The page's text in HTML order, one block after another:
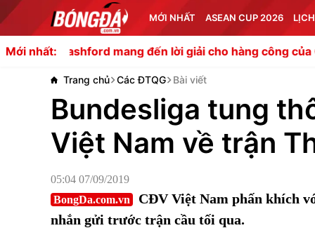
MỚI NHẤT ASEAN CUP 2026
Mới nhất:mang đến lời giải cho hàng công của Carrick Đừng
Trang chủ Các ĐTQG Bài viết
Bundesliga tung
Việt Nam về trận
05:04 07/09/2019
BongDa.com.vn
CĐV Việt Nam phấn khích
nhắn gửi trước trận cầu tối qua.